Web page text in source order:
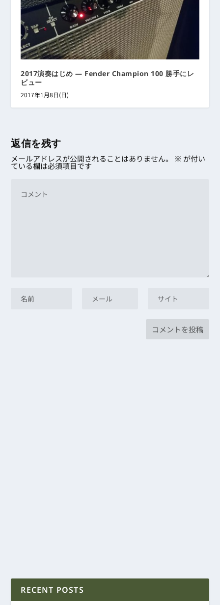
2017演奏はじめ ― Fender Champion 100 勝手にレ
ビュー
2017年1月8日(日)
返信を残す
メールアドレスが公開されることはありません。 ※ が付い
ている欄は必須項目です
RECENT POSTS